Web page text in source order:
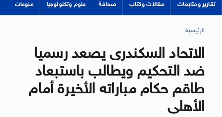
تقارير ومتابعات مقالات وكتاب صحافة علوم وتكنولوجيا منوعات
الرئيسية
الاتحاد السكندرى يصعد رسميا
ضد التحكيم ويطالب باستبعاد
طاقم حكام مباراته الأخيرة أمام
الأهلى